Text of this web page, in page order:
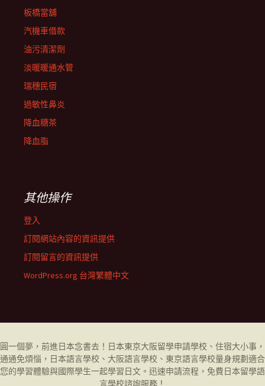
板橋當舖
汽機車借款
油污清潔劑
淡暖暖通水管
瑞穗民宿
過敏性鼻炎
降血糖茶
降血脂
其他操作
登入
訂閱網站內容的資訊提供
訂閱留言的資訊提供
WordPress.org 台灣繁體中文
圓一個夢，前進日本念書去！日本東京大阪留學申請學校、住宿大小事，
通通免煩惱，日本語言學校、大阪語言學校、東京語言學校量身規劃適合
您的學習體驗與國際學生一起學習日文。迅速申請流程，免費日本留學語
言學校諮詢服務！